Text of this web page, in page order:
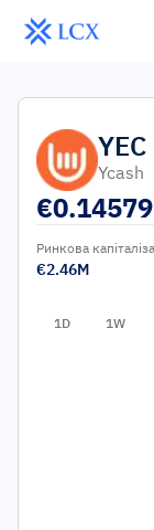
YEC
Ycash
€
Ринкова
€2.46M
1D 1W